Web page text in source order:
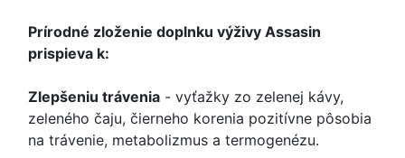
Prírodné zloženie doplnku výživy Assasin
prispieva k:
Zlepšeniu trávenia - vyťažky zo zelenej kávy,
zeleného čaju, čierneho korenia pozitívne pôsobia
na trávenie, metabolizmus a termogenézu.